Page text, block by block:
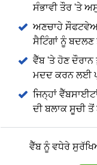
ਸੰਭਾਵੀ ਤੌਰ 'ਤੇ
ਅਣਚਾਹੇ
ਸੈਟਿੰਗਾਂ ਨੂੰ
ਵੈੱਬ 'ਤੇ ਹੋਣ
ਮਦਦ ਕਰਨ ਲਈ
ਜਿਨ੍ਹਾਂ
ਦੀ ਬਲਾਕ ਸੂਚੀ
ਵੈੱਬ ਨੂੰ ਵਧੇਰੇ